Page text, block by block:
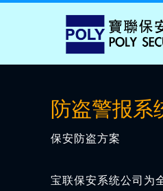
防盗警报系
保安防盗方案
宝联保安系统公司为